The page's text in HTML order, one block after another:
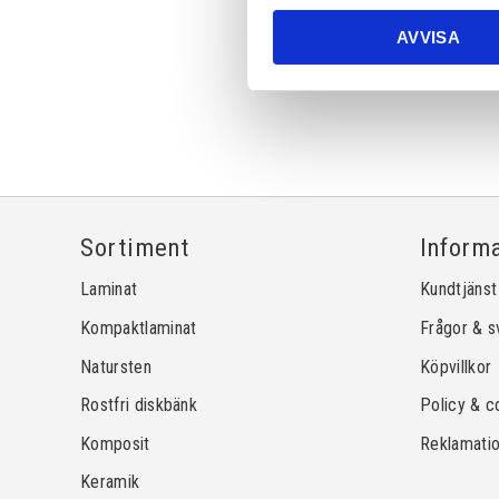
AVVISA
Sortiment
Laminat
Kompaktlaminat
Natursten
Rostfri diskbänk
Komposit
Keramik
Kundtjänst
Frågor &
Köpvillkor
Policy &